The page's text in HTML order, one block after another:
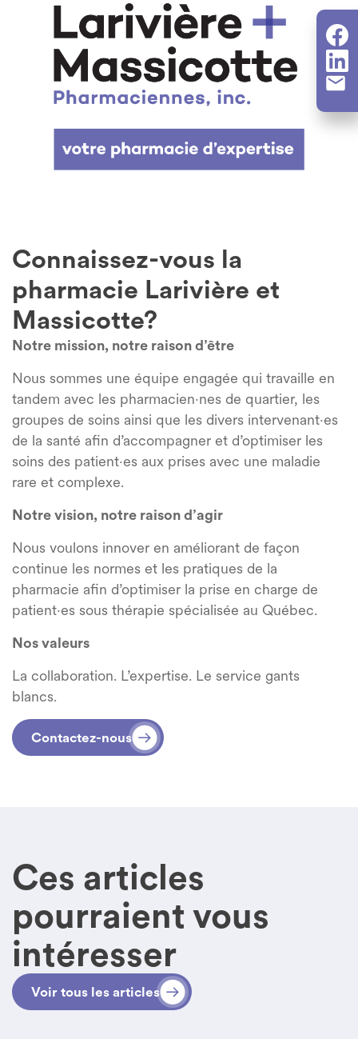
Connaissez-vous la
pharmacie Larivière et
Massicotte?
Notre mission, notre raison d’être
Nous sommes une équipe engagée qui travaille en
tandem avec les pharmacien·nes de quartier, les
groupes de soins ainsi que les divers intervenant·es
de la santé afin d’accompagner et d’optimiser les
soins des patient·es aux prises avec une maladie
rare et complexe.
Notre vision, notre raison d’agir
Nous voulons innover en améliorant de façon
continue les normes et les pratiques de la
pharmacie afin d’optimiser la prise en charge de
patient·es sous thérapie spécialisée au Québec.
Nos valeurs
La collaboration. L’expertise. Le service gants
blancs.
Contactez-nous
Ces articles
pourraient vous
intéresser
Voir tous les articles